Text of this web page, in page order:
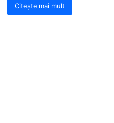
Citește mai mult